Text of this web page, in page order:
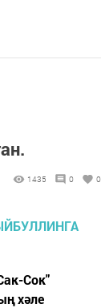
1435 0 0
Сок"
хәле